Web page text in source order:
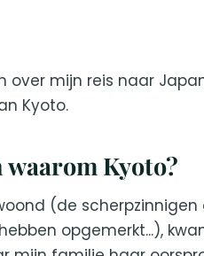
over mijn reis naar
Kyoto.
waarom Kyoto?
(de
opgemerkt...),